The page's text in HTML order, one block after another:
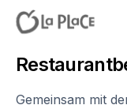
Gemeinsam mit